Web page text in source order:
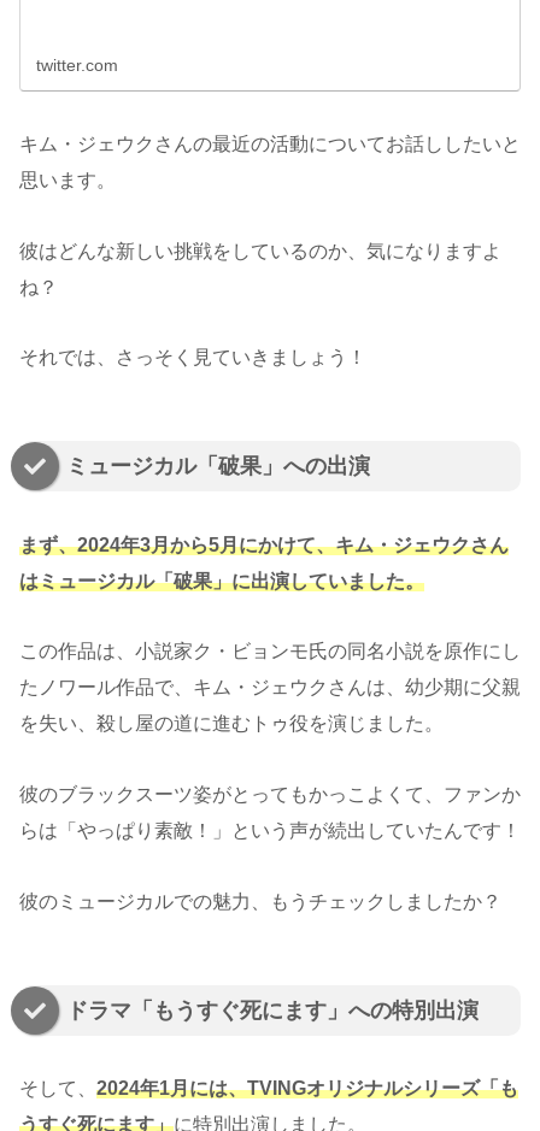
twitter.com
キム・ジェウクさんの最近の活動についてお話ししたいと
思います。
彼はどんな新しい挑戦をしているのか、気になりますよ
ね？
それでは、さっそく見ていきましょう！
ミュージカル「破果」への出演
まず、2024年3月から5月にかけて、キム・ジェウクさん
はミュージカル「破果」に出演していました。
この作品は、小説家ク・ビョンモ氏の同名小説を原作にし
たノワール作品で、キム・ジェウクさんは、幼少期に父親
を失い、殺し屋の道に進むトゥ役を演じました。
彼のブラックスーツ姿がとってもかっこよくて、ファンか
らは「やっぱり素敵！」という声が続出していたんです！
彼のミュージカルでの魅力、もうチェックしましたか？
ドラマ「もうすぐ死にます」への特別出演
そして、 2024年1月には、TVINGオリジナルシリーズ「も
うすぐ死にます」に特別出演しました。